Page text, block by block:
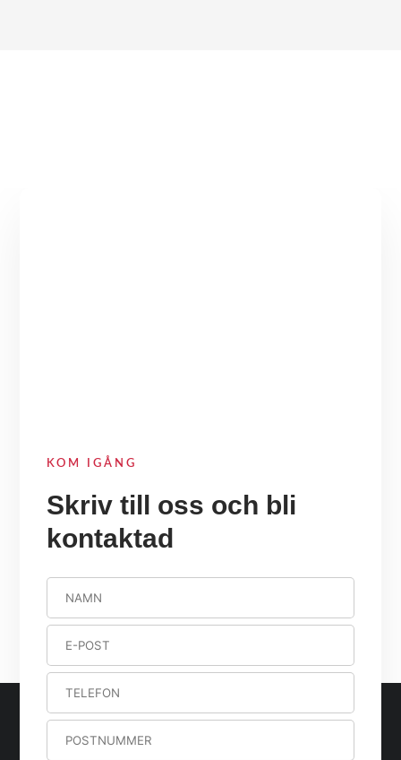
KOM IGÅNG
Skriv till oss och bli
kontaktad